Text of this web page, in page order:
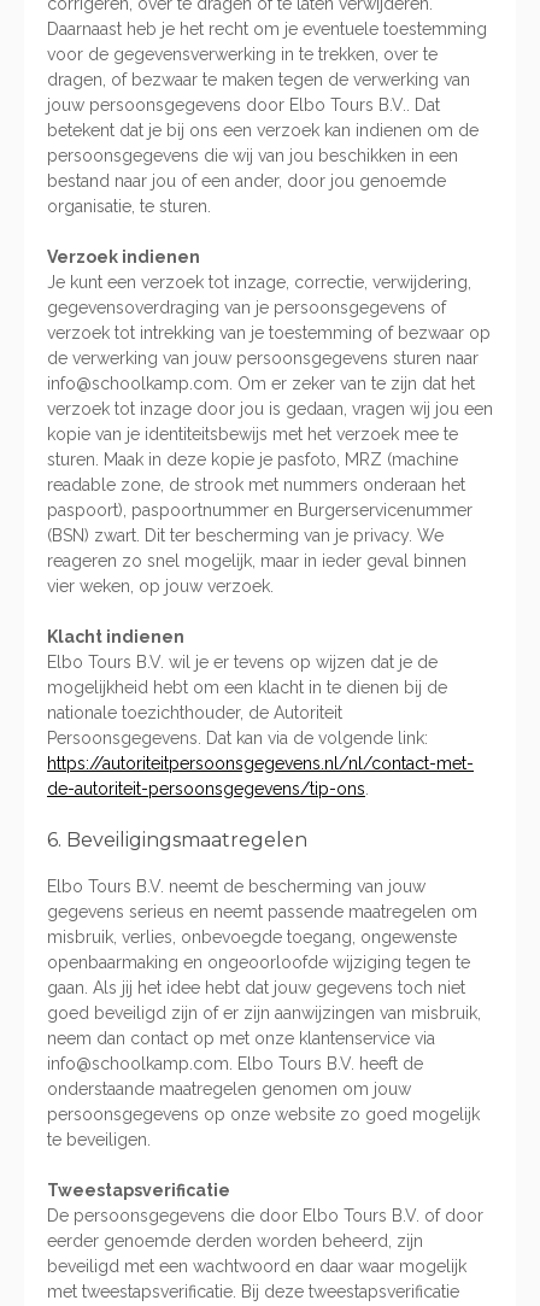
Daarnaast heb je het recht om je eventuele toestemming
voor de gegevensverwerking in te trekken, over te
dragen, of bezwaar te maken tegen de verwerking van
jouw persoonsgegevens door Elbo Tours B.V.. Dat
betekent dat je bij ons een verzoek kan indienen om de
persoonsgegevens die wij van jou beschikken in een
bestand naar jou of een ander, door jou genoemde
organisatie, te sturen.
Verzoek indienen
Je kunt een verzoek tot inzage, correctie, verwijdering,
gegevensoverdraging van je persoonsgegevens of
verzoek tot intrekking van je toestemming of bezwaar op
de verwerking van jouw persoonsgegevens sturen naar
info@schoolkamp.com. Om er zeker van te zijn dat het
verzoek tot inzage door jou is gedaan, vragen wij jou een
kopie van je identiteitsbewijs met het verzoek mee te
sturen. Maak in deze kopie je pasfoto, MRZ (machine
readable zone, de strook met nummers onderaan het
paspoort), paspoortnummer en Burgerservicenummer
(BSN) zwart. Dit ter bescherming van je privacy. We
reageren zo snel mogelijk, maar in ieder geval binnen
vier weken, op jouw verzoek.
Klacht indienen
Elbo Tours B.V. wil je er tevens op wijzen dat je de
mogelijkheid hebt om een klacht in te dienen bij de
nationale toezichthouder, de Autoriteit
Persoonsgegevens. Dat kan via de volgende link:
https://autoriteitpersoonsgegevens.nl/nl/contact-met-
de-autoriteit-persoonsgegevens/tip-ons
6. Beveiligingsmaatregelen
Elbo Tours B.V. neemt de bescherming van jouw
gegevens serieus en neemt passende maatregelen om
misbruik, verlies, onbevoegde toegang, ongewenste
openbaarmaking en ongeoorloofde wijziging tegen te
gaan. Als jij het idee hebt dat jouw gegevens toch niet
goed beveiligd zijn of er zijn aanwijzingen van misbruik,
neem dan contact op met onze klantenservice via
info@schoolkamp.com. Elbo Tours B.V. heeft de
onderstaande maatregelen genomen om jouw
persoonsgegevens op onze website zo goed mogelijk
te beveiligen.
Tweestapsverificatie
De persoonsgegevens die door Elbo Tours B.V. of door
eerder genoemde derden worden beheerd, zijn
beveiligd met een wachtwoord en daar waar mogelijk
met tweestapsverificatie. Bij deze tweestapsverificatie